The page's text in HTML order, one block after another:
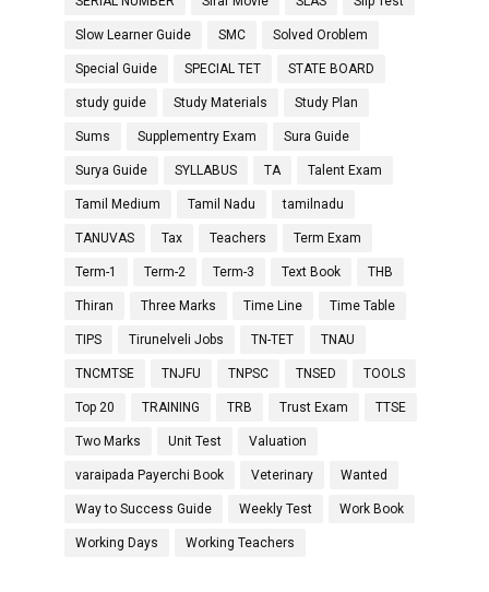
Slow Learner Guide SMC Solved Oroblem
Special Guide SPECIAL TET STATE BOARD
study guide Study Materials Study Plan
Sums Supplementry Exam Sura Guide
Surya Guide SYLLABUS TA Talent Exam
Tamil Medium Tamil Nadu tamilnadu
TANUVAS Tax Teachers Term Exam
Term-1 Term-2 Term-3 Text Book THB
Thiran Three Marks Time Line Time Table
TIPS Tirunelveli Jobs TN-TET TNAU
TNCMTSE TNJFU TNPSC TNSED TOOLS
Top 20 TRAINING TRB Trust Exam TTSE
Two Marks Unit Test Valuation
varaipada Payerchi Book Veterinary Wanted
Way to Success Guide Weekly Test Work Book
Working Days Working Teachers